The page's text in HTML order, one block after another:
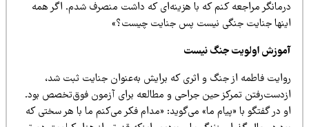
مراجعه کنم که با هزینه‌ای که داشت منصرف شدم. اگر همه
جنایت جنگی نیست پس جنایت چیست؟»
اولویت جنگ نیست
فاطمه از جنگ و اثری که برایش به‌عنوان جنایت ثبت شد،
تمرکز حین جراحی و مطالعه برای آزمون فوق‌تخصص بود.
در گفتگو با «پیام ما» می‌گوید: «مدام فکر می‌کنم ما با هر سختی که